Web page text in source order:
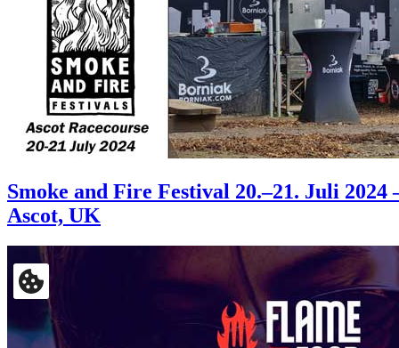
Smoke and Fire Festival 20.–21. Juli 2024
Ascot, UK